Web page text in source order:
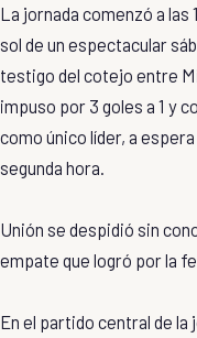
La jornada comenzó a
sol de un espectacular
testigo del cotejo entre
impuso por 3 goles a 1 y
como único líder, a
segunda hora.
Unión se despidió sin
empate que logró por la
En el partido central de